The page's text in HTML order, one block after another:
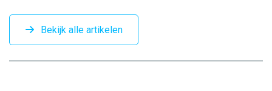
Bekijk alle artikelen